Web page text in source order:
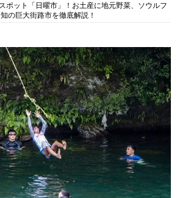
ポット「日曜市」！お土産に地元野菜、ソウルフ
の巨大街路市を徹底解説！